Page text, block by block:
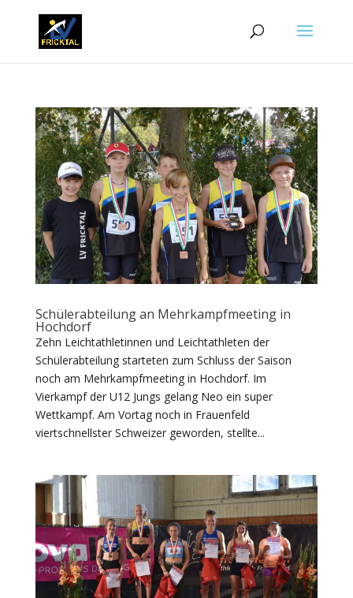
Schülerabteilung an Mehrkampfmeeting in
Hochdorf
Zehn Leichtathletinnen und Leichtathleten der
Schülerabteilung starteten zum Schluss der Saison
noch am Mehrkampfmeeting in Hochdorf. Im
Vierkampf der U12 Jungs gelang Neo ein super
Wettkampf. Am Vortag noch in Frauenfeld
viertschnellster Schweizer geworden, stellte...